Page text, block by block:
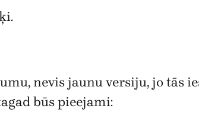
nevis jaunu versiju, jo tās
būs pieejami: